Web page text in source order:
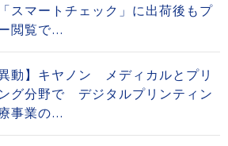
スマートチェック」に出荷後もプ
閲覧で...
異動】キヤノン メディカルとプリ
グ分野で デジタルプリンティン
事業の...